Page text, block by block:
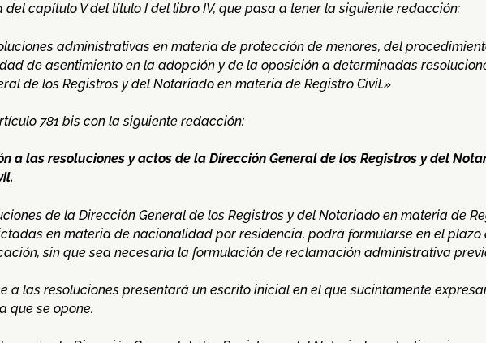
del capítulo V del título I del libro IV, que pasa a tener la siguiente redacción:
administrativas en materia de protección de menores, del
de asentimiento en la adopción y de la oposición a determinadas
de los Registros y del Notariado en materia de Registro Civil.»
781 bis con la siguiente redacción:
a las resoluciones y actos de la Dirección General de los Registros y del
de la Dirección General de los Registros y del Notariado en materia de
en materia de nacionalidad por residencia, podrá formularse en el plazo
sin que sea necesaria la formulación de reclamación administrativa
a las resoluciones presentará un escrito inicial en el que sucintamente
que se opone.